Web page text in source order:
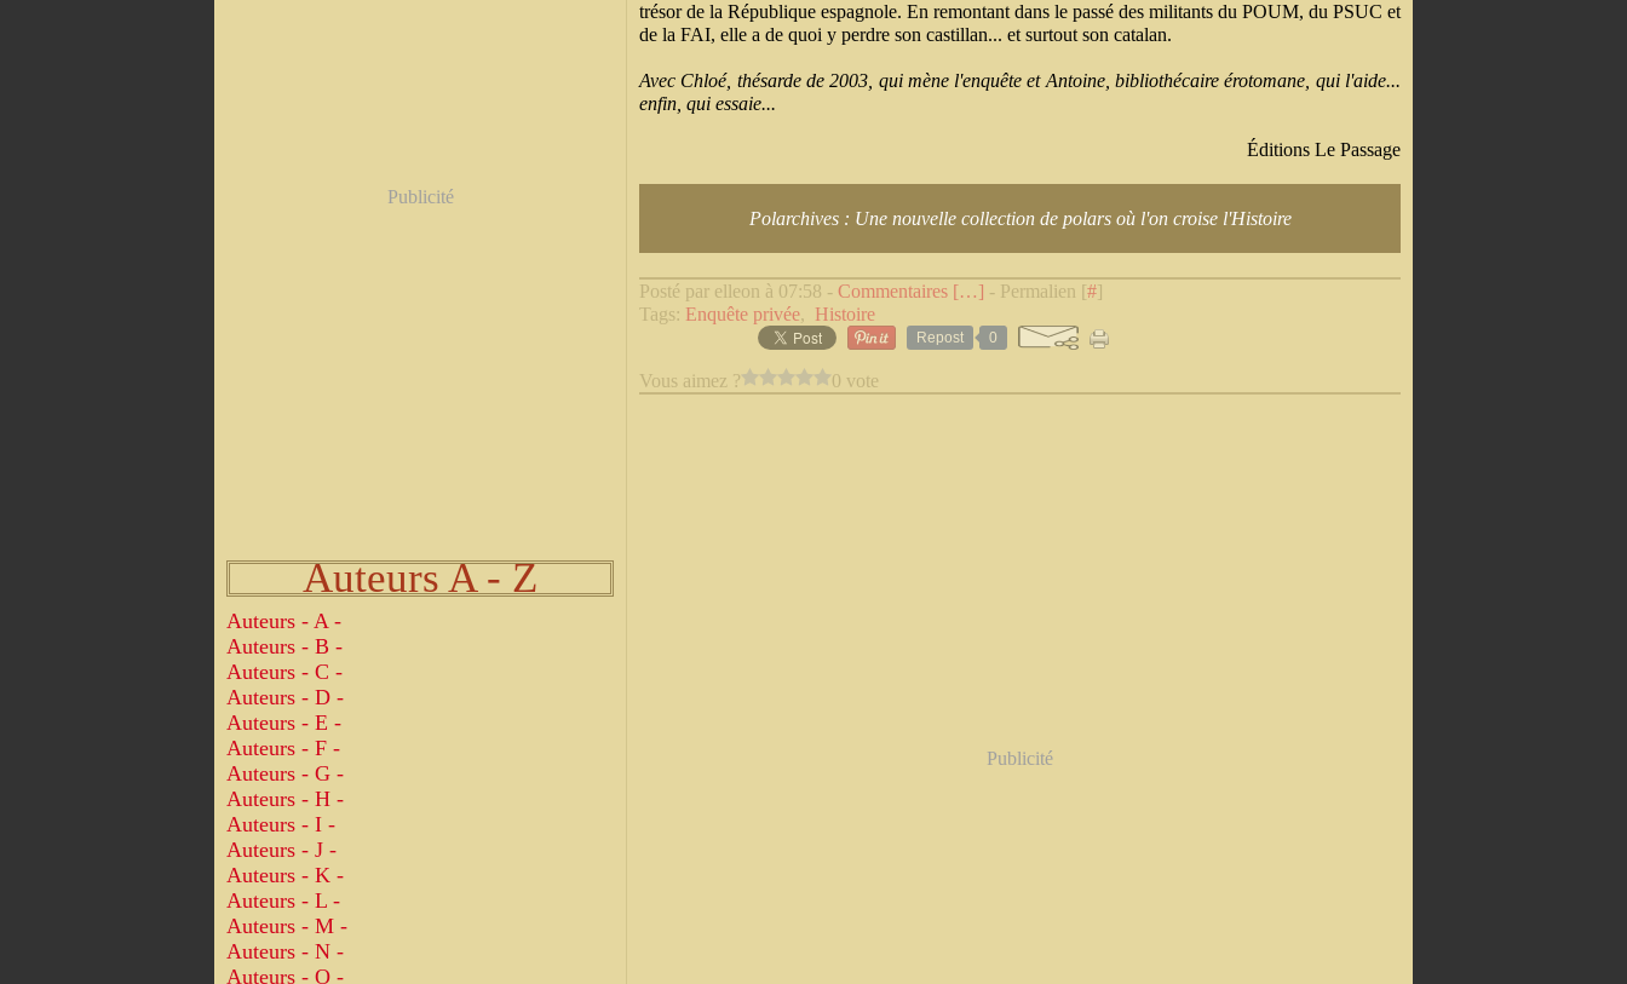
Publicité
Auteurs A - Z
Auteurs - A -
Auteurs - B -
Auteurs - C -
Auteurs - D -
Auteurs - E -
Auteurs - F -
Auteurs - G -
Auteurs - H -
Auteurs - I -
Auteurs - J -
Auteurs - K -
Auteurs - L -
Auteurs - M -
Auteurs - N -
Auteurs - O -
trésor de la République espagnole. En remontant dans le passé des militants du POUM, du PSUC et
de la FAI, elle a de quoi y perdre son castillan... et surtout son catalan.
Avec Chloé, thésarde de 2003, qui mène l'enquête et Antoine, bibliothécaire érotomane, qui l'aide...
enfin, qui essaie...
Éditions Le Passage
Polarchives : Une nouvelle collection de polars où l'on croise l'Histoire
Posté par elleon à 07:58 - Commentaires […] - Permalien [#]
Tags: Enquête privée, Histoire
Repost 0
Vous aimez ? 0 vote
Publicité